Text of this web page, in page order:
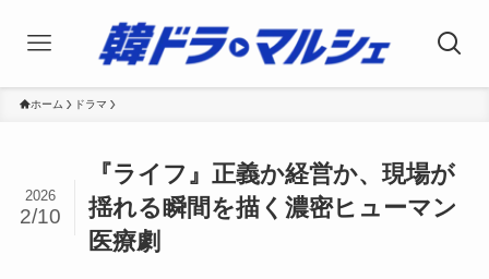
ホーム ドラマ
『ライフ』正義か経営か、現場が
揺れる瞬間を描く濃密ヒューマン
医療劇
2026
2/10